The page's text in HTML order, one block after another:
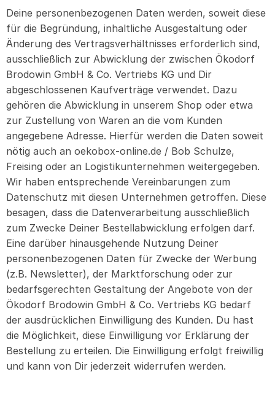
Deine personenbezogenen Daten werden, soweit diese
für die Begründung, inhaltliche Ausgestaltung oder
Änderung des Vertragsverhältnisses erforderlich sind,
ausschließlich zur Abwicklung der zwischen Ökodorf
Brodowin GmbH & Co. Vertriebs KG und Dir
abgeschlossenen Kaufverträge verwendet. Dazu
gehören die Abwicklung in unserem Shop oder etwa
zur Zustellung von Waren an die vom Kunden
angegebene Adresse. Hierfür werden die Daten soweit
nötig auch an oekobox-online.de / Bob Schulze,
Freising oder an Logistikunternehmen weitergegeben.
Wir haben entsprechende Vereinbarungen zum
Datenschutz mit diesen Unternehmen getroffen. Diese
besagen, dass die Datenverarbeitung ausschließlich
zum Zwecke Deiner Bestellabwicklung erfolgen darf.
Eine darüber hinausgehende Nutzung Deiner
personenbezogenen Daten für Zwecke der Werbung
(z.B. Newsletter), der Marktforschung oder zur
bedarfsgerechten Gestaltung der Angebote von der
Ökodorf Brodowin GmbH & Co. Vertriebs KG bedarf
der ausdrücklichen Einwilligung des Kunden. Du hast
die Möglichkeit, diese Einwilligung vor Erklärung der
Bestellung zu erteilen. Die Einwilligung erfolgt freiwillig
und kann von Dir jederzeit widerrufen werden.